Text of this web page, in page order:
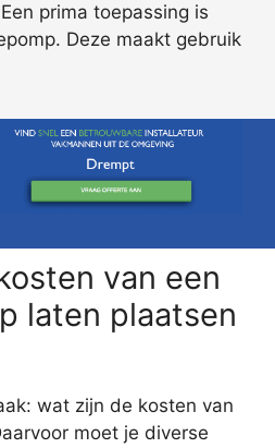
prima toepassing is
Deze maakt gebruik
van een
laten plaatsen
wat zijn de kosten van
moet je diverse